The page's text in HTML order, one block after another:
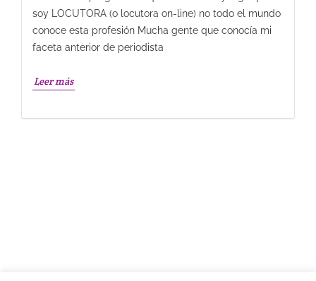
soy LOCUTORA (o locutora on-line) no todo el mundo
conoce esta profesión Mucha gente que conocía mi
faceta anterior de periodista
Leer más